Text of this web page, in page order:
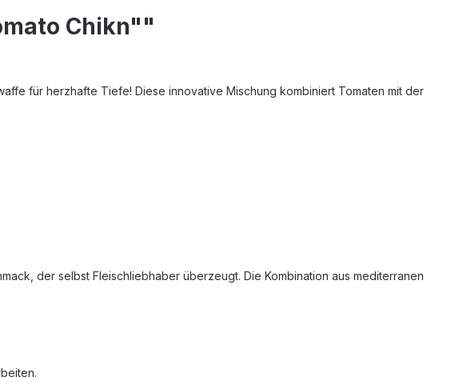
Chikn""
für herzhafte Tiefe! Diese innovative Mischung kombiniert Tomaten mit der
der selbst Fleischliebhaber überzeugt. Die Kombination aus mediterranen